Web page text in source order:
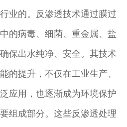
业的。反渗透技术通过膜过
的病毒、细菌、重金属、盐
保出水纯净、安全。其技术
的提升，不仅在工业生产、
应用，也逐渐成为环境保护
组成部分。这些反渗透处理